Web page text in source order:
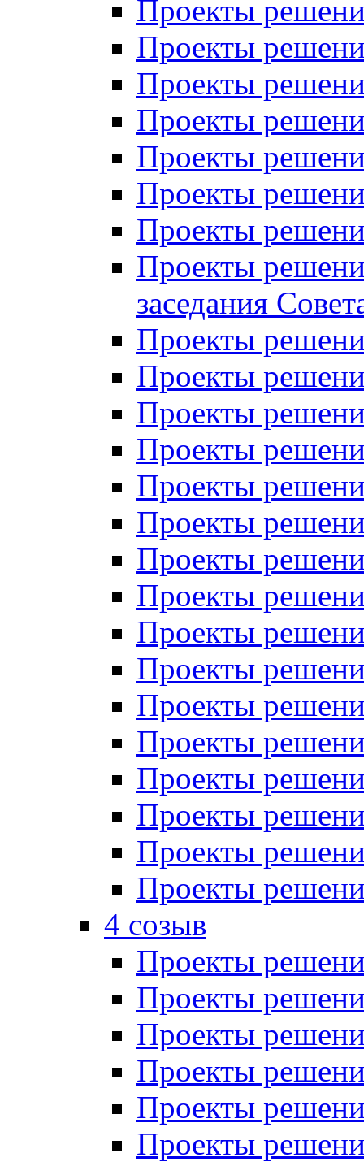
Проекты
Проекты
Проекты
Проекты
Проекты
Проекты
Проекты
Проекты
заседания
Проекты
Проекты
Проекты
Проекты
Проекты
Проекты
Проекты
Проекты
Проекты
Проекты
Проекты
Проекты
Проекты
Проекты
Проекты
Проекты
4 созыв
Проекты
Проекты
Проекты
Проекты
Проекты
Проекты